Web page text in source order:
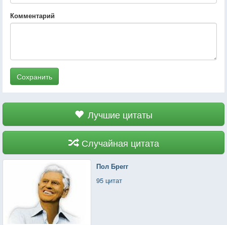
Комментарий
Сохранить
Лучшие цитаты
Случайная цитата
Пол Брегг
95 цитат